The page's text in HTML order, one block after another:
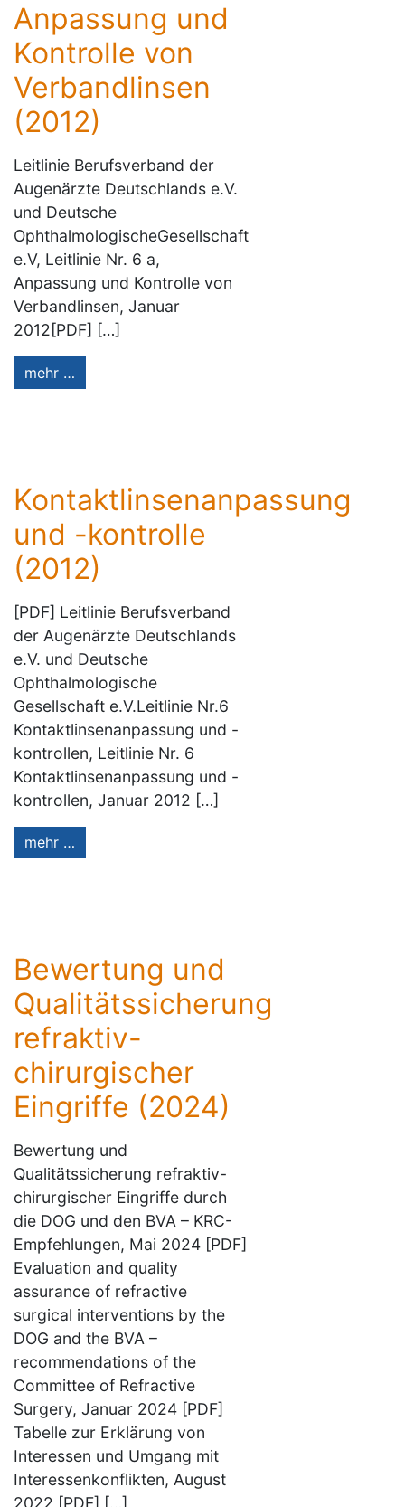
Anpassung und
Kontrolle von
Verbandlinsen
(2012)
Leitlinie Berufsverband der
Augenärzte Deutschlands e.V.
und Deutsche
OphthalmologischeGesellschaft
e.V, Leitlinie Nr. 6 a,
Anpassung und Kontrolle von
Verbandlinsen, Januar
2012[PDF] […]
mehr …
Kontaktlinsenanpassung
und -kontrolle
(2012)
[PDF] Leitlinie Berufsverband
der Augenärzte Deutschlands
e.V. und Deutsche
Ophthalmologische
Gesellschaft e.V.Leitlinie Nr.6
Kontaktlinsenanpassung und -
kontrollen, Leitlinie Nr. 6
Kontaktlinsenanpassung und -
kontrollen, Januar 2012 […]
mehr …
Bewertung und
Qualitätssicherung
refraktiv-
chirurgischer
Eingriffe (2024)
Bewertung und
Qualitätssicherung refraktiv-
chirurgischer Eingriffe durch
die DOG und den BVA – KRC-
Empfehlungen, Mai 2024 [PDF]
Evaluation and quality
assurance of refractive
surgical interventions by the
DOG and the BVA –
recommendations of the
Committee of Refractive
Surgery, Januar 2024 [PDF]
Tabelle zur Erklärung von
Interessen und Umgang mit
Interessenkonflikten, August
2022 [PDF] […]